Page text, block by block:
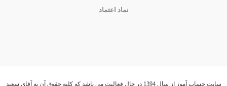
نماد اعتماد
سایت حساب آموز از سال 1394 در حال فعالیت می باشد که کلیه حقوق آن به آقای سعید